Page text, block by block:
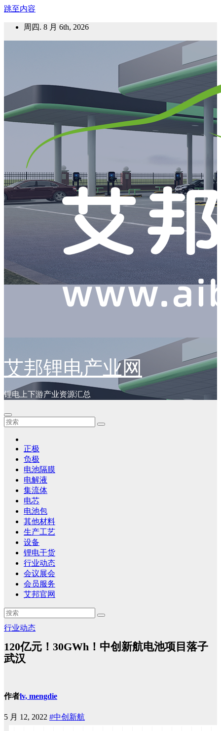
跳至内容
周四. 8 月 6th, 2026
艾邦锂电产业网
锂电上下游产业资源汇总
正极
负极
电池隔膜
电解液
集流体
电芯
电池包
其他材料
生产工艺
设备
锂电干货
行业动态
会议展会
会员服务
艾邦官网
行业动态
120亿元！30GWh！中创新航电池项目落子
武汉
作者lv, mengdie
5 月 12, 2022 #中创新航